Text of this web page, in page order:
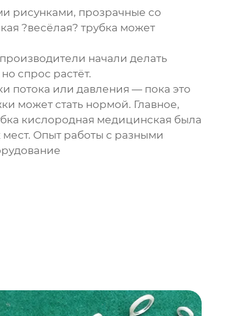
рисунками, прозрачные со
?весёлая? трубка может
начали делать
спрос растёт.
потока или давления — пока это
может стать нормой. Главное,
кислородная медицинская была
Опыт работы с разными